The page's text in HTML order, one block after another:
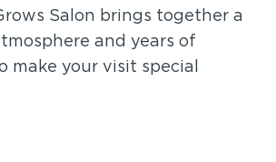
Salon brings together a
and years of
make your visit special